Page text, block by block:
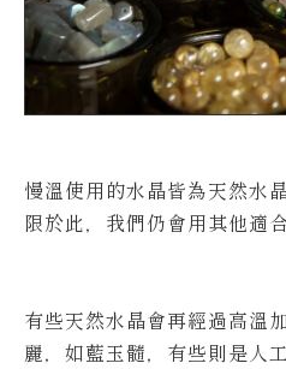
慢溫使用的水晶皆為天然水
限於此，我們仍會用其他適
有些天然水晶會再經過高溫
麗，如藍玉髓，有些則是人